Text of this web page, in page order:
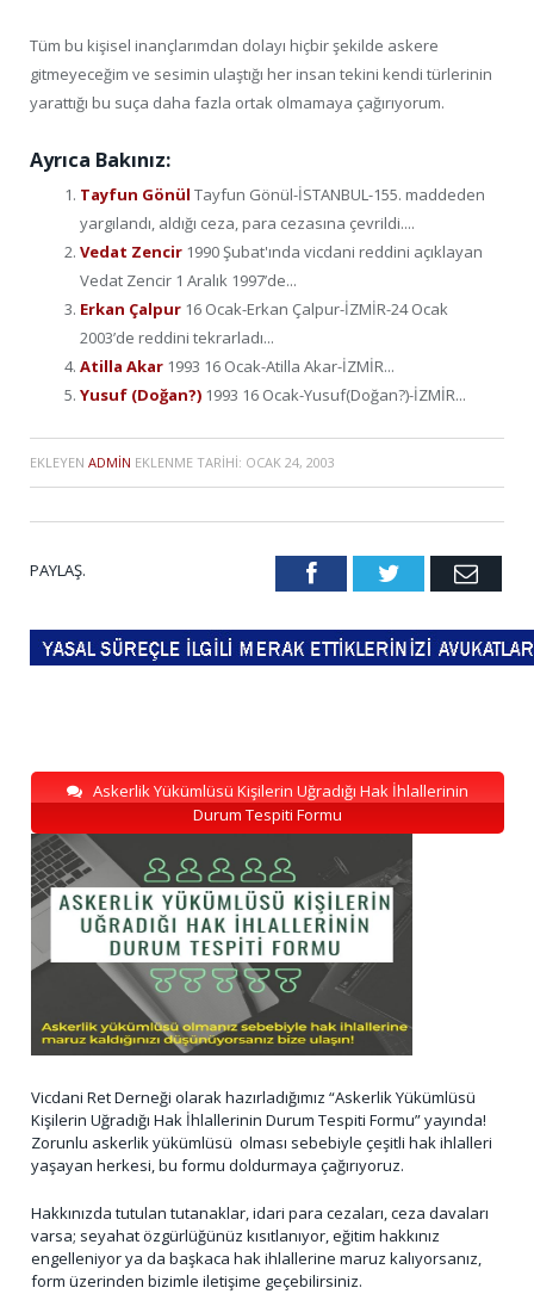
Tüm bu kişisel inançlarımdan dolayı hiçbir şekilde askere
gitmeyeceğim ve sesimin ulaştığı her insan tekini kendi türlerinin
yarattığı bu suça daha fazla ortak olmamaya çağırıyorum.
Ayrıca Bakınız:
Tayfun Gönül Tayfun Gönül-İSTANBUL-155. maddeden
yargılandı, aldığı ceza, para cezasına çevrildi....
Vedat Zencir 1990 Şubat'ında vicdani reddini açıklayan
Vedat Zencir 1 Aralık 1997’de...
Erkan Çalpur 16 Ocak-Erkan Çalpur-İZMİR-24 Ocak
2003’de reddini tekrarladı...
Atilla Akar 1993 16 Ocak-Atilla Akar-İZMİR...
Yusuf (Doğan?) 1993 16 Ocak-Yusuf(Doğan?)-İZMİR...
EKLEYEN ADMIN EKLENME TARIHI: OCAK 24, 2003
PAYLAŞ. FacebookTwitter Email
Askerlik Yükümlüsü Kişilerin Uğradığı Hak İhlallerinin
Durum Tespiti Formu
Vicdani Ret Derneği olarak hazırladığımız “Askerlik Yükümlüsü
Kişilerin Uğradığı Hak İhlallerinin Durum Tespiti Formu” yayında!
Zorunlu askerlik yükümlüsü olması sebebiyle çeşitli hak ihlalleri
yaşayan herkesi, bu formu doldurmaya çağırıyoruz.
Hakkınızda tutulan tutanaklar, idari para cezaları, ceza davaları
varsa; seyahat özgürlüğünüz kısıtlanıyor, eğitim hakkınız
engelleniyor ya da başkaca hak ihlallerine maruz kalıyorsanız,
form üzerinden bizimle iletişime geçebilirsiniz.